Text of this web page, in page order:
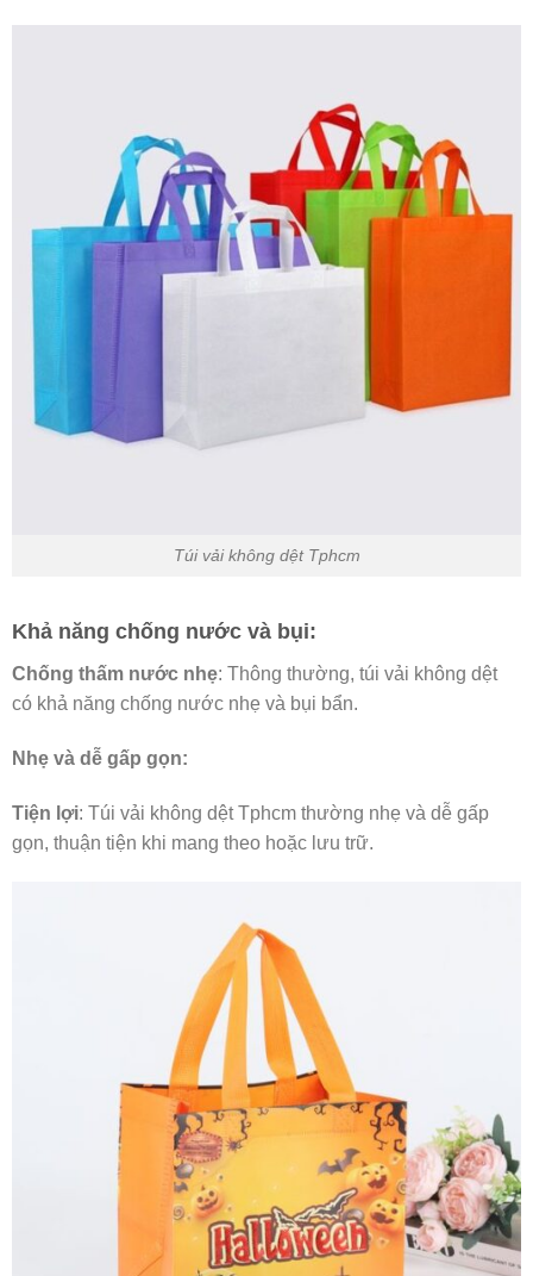
Túi vải không dệt Tphcm
Khả năng chống nước và bụi:
Chống thấm nước nhẹ: Thông thường, túi vải không dệt
có khả năng chống nước nhẹ và bụi bẩn.
Nhẹ và dễ gấp gọn:
Tiện lợi: Túi vải không dệt Tphcm thường nhẹ và dễ gấp
gọn, thuận tiện khi mang theo hoặc lưu trữ.